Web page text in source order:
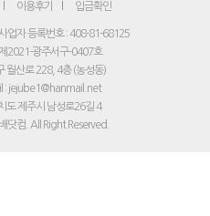
이용후기 입금확인
업자 등록번호 : 408-81-68125
2021-광주서구-0407호
월산로 228, 4층 (농성동)
: jejube1@hanmail.net
도 제주시 남성로26길 4
닷컴. All Right Reserved.